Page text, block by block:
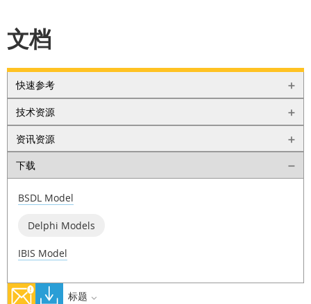
文档
快速参考
技术资源
资讯资源
下载
BSDL Model
Delphi Models
IBIS Model
标题